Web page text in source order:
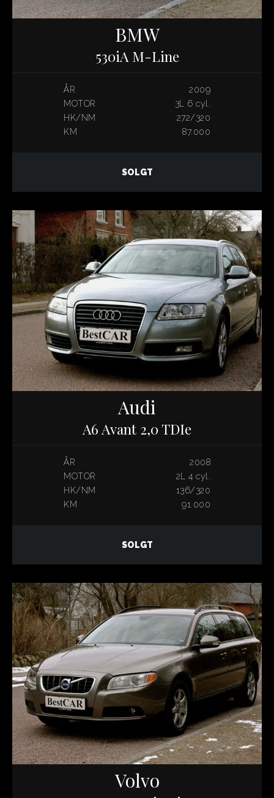
BMW
530iA M-Line
ÅR
2009
MOTOR
3L 6 cyl.
HK/NM
272/320
KM
87.000
SOLGT
Audi
A6 Avant 2,0 TDIe
ÅR
2008
MOTOR
2L 4 cyl.
HK/NM
136/320
KM
91.000
SOLGT
Volvo